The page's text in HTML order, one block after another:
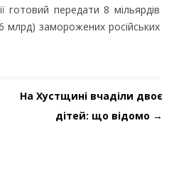
готовий передати 8 мільярдів
млрд) заморожених російських
На Хустщині вчаділи двоє
дітей: що відомо →